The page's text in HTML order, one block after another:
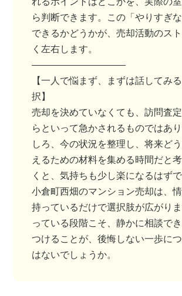
ら判断できます。この「やりすぎ
できるかどうかが、売却活動のス
く左右します。
――――――――――
【一人で悩まず、まずは話してみ
択】
売却を決めていなくても、訪問査
らといって急かされるものではあ
しろ、今の状況を整理し、将来ど
えるための材料を集める時間だと
くと、気持ちも少し楽になるはず
小倉町西畑のマンション売却は、
持っているだけで選択肢が広がり
っている段階こそ、静かに相談で
つけることが、後悔しない一歩に
はないでしょうか。